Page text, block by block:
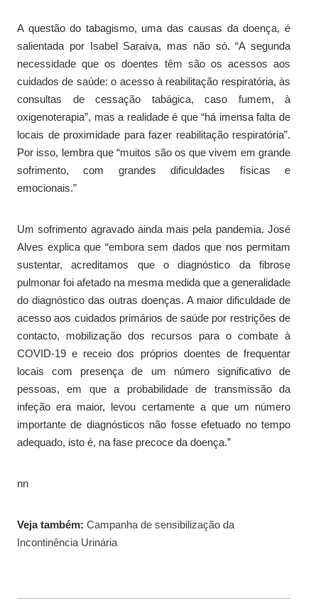
A questão do tabagismo, uma das causas da doença, é
salientada por Isabel Saraiva, mas não só. “A segunda
necessidade que os doentes têm são os acessos aos
cuidados de saúde: o acesso à reabilitação respiratória, às
consultas de cessação tabágica, caso fumem, à
oxigenoterapia”, mas a realidade é que “há imensa falta de
locais de proximidade para fazer reabilitação respiratória”.
Por isso, lembra que “muitos são os que vivem em grande
sofrimento, com grandes dificuldades físicas e
emocionais.”
Um sofrimento agravado ainda mais pela pandemia. José
Alves explica que “embora sem dados que nos permitam
sustentar, acreditamos que o diagnóstico da fibrose
pulmonar foi afetado na mesma medida que a generalidade
do diagnóstico das outras doenças. A maior dificuldade de
acesso aos cuidados primários de saúde por restrições de
contacto, mobilização dos recursos para o combate à
COVID-19 e receio dos próprios doentes de frequentar
locais com presença de um número significativo de
pessoas, em que a probabilidade de transmissão da
infeção era maior, levou certamente a que um número
importante de diagnósticos não fosse efetuado no tempo
adequado, isto é, na fase precoce da doença.”
nn
Veja também: Campanha de sensibilização da
Incontinência Urinária